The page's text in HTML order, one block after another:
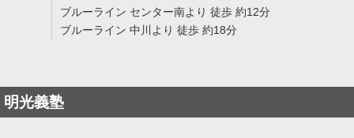
ブルーライン センター南より 徒歩 約12分
ブルーライン 中川より 徒歩 約18分
明光義塾